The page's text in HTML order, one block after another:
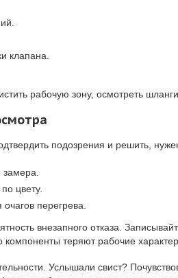
клапана.
рабочую зону, осмотреть
подозрения и решить,
цвету.
перегрева.
внезапного отказа.
компоненты теряют рабочие
Услышали свист?